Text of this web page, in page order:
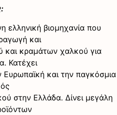
ελληνική βιομηχανία που
και
και κραμάτων χαλκού για
Κατέχει
και την παγκόσμια
στην Ελλάδα. Δίνει μεγάλη